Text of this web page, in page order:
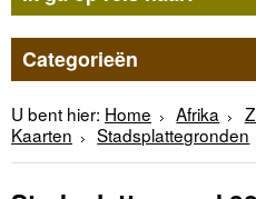
Categorieën
U bent hier: Home Afrika
Kaarten
Stadsplattegronden